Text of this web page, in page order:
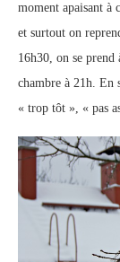
moment apaisant à
et surtout on
16h30, on se prend
chambre à 21h. En
« trop tôt », « pas